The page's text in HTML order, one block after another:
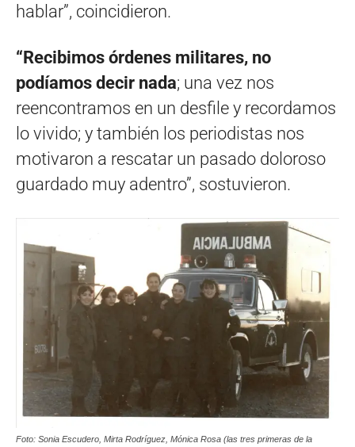
hablar”, coincidieron.
“Recibimos órdenes militares, no
podíamos decir nada; una vez nos
reencontramos en un desfile y recordamos
lo vivido; y también los periodistas nos
motivaron a rescatar un pasado doloroso
guardado muy adentro”, sostuvieron.
Foto: Sonia Escudero, Mirta Rodríguez, Mónica Rosa (las tres primeras de la